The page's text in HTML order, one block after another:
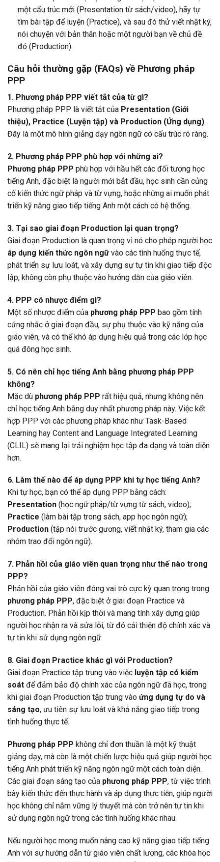
một cấu trúc mới (Presentation từ sách/video), hãy tự
tìm bài tập để luyện (Practice), và sau đó thử viết nhật ký,
nói chuyện với bản thân hoặc một người bạn về chủ đề
đó (Production).
Câu hỏi thường gặp (FAQs) về Phương pháp
PPP
1. Phương pháp PPP viết tắt của từ gì?
Phương pháp PPP là viết tắt của Presentation (Giới
thiệu), Practice (Luyện tập) và Production (Ứng dụng).
Đây là một mô hình giảng dạy ngôn ngữ có cấu trúc rõ ràng.
2. Phương pháp PPP phù hợp với những ai?
Phương pháp PPP phù hợp với hầu hết các đối tượng học
tiếng Anh, đặc biệt là người mới bắt đầu, học sinh cần củng
cố kiến thức ngữ pháp và từ vựng, hoặc những ai muốn phát
triển kỹ năng giao tiếp tiếng Anh một cách có hệ thống.
3. Tại sao giai đoạn Production lại quan trọng?
Giai đoạn Production là quan trọng vì nó cho phép người học
áp dụng kiến thức ngôn ngữvào các tình huống thực tế,
phát triển sự lưu loát, và xây dựng sự tự tin khi giao tiếp độc
lập, không còn phụ thuộc vào hướng dẫn của giáo viên.
4. PPP có nhược điểm gì?
Một số nhược điểm của phương pháp PPP bao gồm tính
cứng nhắc ở giai đoạn đầu, sự phụ thuộc vào kỹ năng của
giáo viên, và có thể khó áp dụng hiệu quả trong các lớp học
quá đông học sinh.
5. Có nên chỉ học tiếng Anh bằng phương pháp PPP
không?
Mặc dù phương pháp PPP rất hiệu quả, nhưng không nên
chỉ học tiếng Anh bằng duy nhất phương pháp này. Việc kết
hợp PPP với các phương pháp khác như Task-Based
Learning hay Content and Language Integrated Learning
(CLIL) sẽ mang lại trải nghiệm học tập đa dạng và toàn diện
hơn.
6. Làm thế nào để áp dụng PPP khi tự học tiếng Anh?
Khi tự học, bạn có thể áp dụng PPP bằng cách:
Presentation (học ngữ pháp/từ vựng từ sách, video);
Practice (làm bài tập trong sách, app học ngôn ngữ);
Production (tập nói trước gương, viết nhật ký, tham gia các
nhóm trao đổi ngôn ngữ).
7. Phản hồi của giáo viên quan trọng như thế nào trong
PPP?
Phản hồi của giáo viên đóng vai trò cực kỳ quan trọng trong
phương pháp PPP, đặc biệt ở giai đoạn Practice và
Production. Phản hồi kịp thời và mang tính xây dựng giúp
người học nhận ra và sửa lỗi, từ đó cải thiện độ chính xác và
tự tin khi sử dụng ngôn ngữ.
8. Giai đoạn Practice khác gì với Production?
Giai đoạn Practice tập trung vào việc luyện tập có kiểm
soát để đảm bảo độ chính xác của ngôn ngữ đã học, trong
khi giai đoạn Production tập trung vào ứng dụng tự do và
sáng tạo, ưu tiên sự lưu loát và khả năng giao tiếp trong
tình huống thực tế.
Phương pháp PPP không chỉ đơn thuần là một kỹ thuật
giảng dạy, mà còn là một chiến lược hiệu quả giúp người học
tiếng Anh phát triển kỹ năng ngôn ngữ một cách toàn diện.
Các giai đoạn sáng tạo của phương pháp PPP, từ việc trình
bày kiến thức đến thực hành và áp dụng thực tiễn, giúp người
học không chỉ nắm vững lý thuyết mà còn trở nên tự tin khi
sử dụng ngôn ngữ trong các tình huống khác nhau.
Nếu người học mong muốn nâng cao kỹ năng giao tiếp tiếng
Anh với sự hướng dẫn từ giáo viên chất lượng, các khóa học